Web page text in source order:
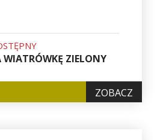
WIATRÓWKĘ ZIELONY
ZOBACZ